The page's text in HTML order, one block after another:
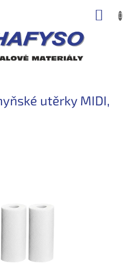
utěrky MIDI,